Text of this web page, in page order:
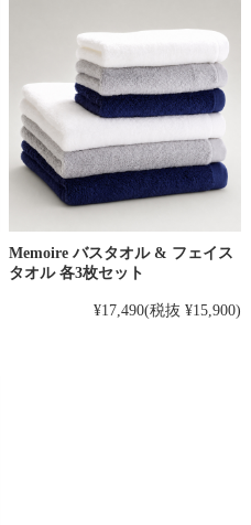
Memoire バスタオル & フェイス
タオル 各3枚セット
¥17,490(税抜 ¥15,900)